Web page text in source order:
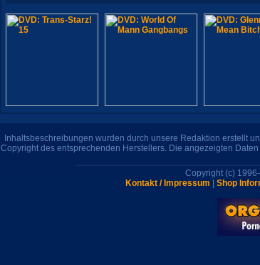
Inhaltsbeschreibungen wurden durch unsere Redaktion erstellt
Copyright des entsprechenden Herstellers. Die angezeigten
Copyright (c)
Kontakt / Impressum
Shop